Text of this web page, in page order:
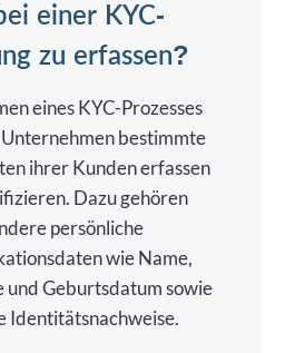
einer KYC-
zu erfassen?
eines KYC-Prozesses
Unternehmen bestimmte
ihrer Kunden erfassen
Dazu gehören
persönliche
wie Name,
und Geburtsdatum sowie
Identitätsnachweise.